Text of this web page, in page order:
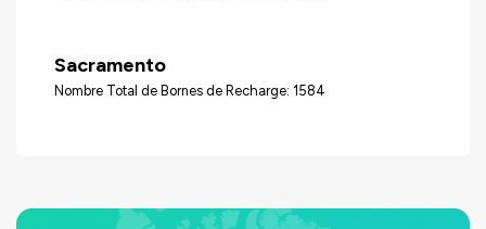
Sacramento
Nombre Total de Bornes de Recharge: 1584